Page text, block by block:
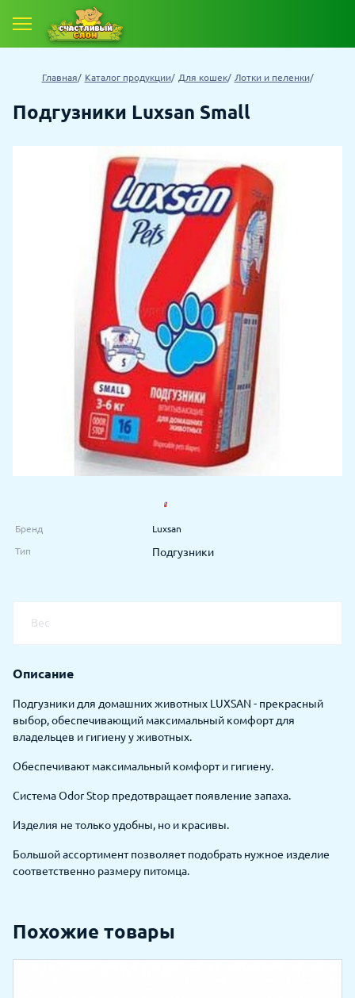
Главная Каталог продукции Для кошек Лотки и пеленки
Подгузники Luxsan Small
Бренд Luxsan
Тип Подгузники
Вес
Описание
Подгузники для домашних животных LUXSAN - прекрасный
выбор, обеспечивающий максимальный комфорт для
владельцев и гигиену у животных.
Обеспечивают максимальный комфорт и гигиену.
Система Odor Stop предотвращает появление запаха.
Изделия не только удобны, но и красивы.
Большой ассортимент позволяет подобрать нужное изделие
соответственно размеру питомца.
Похожие товары